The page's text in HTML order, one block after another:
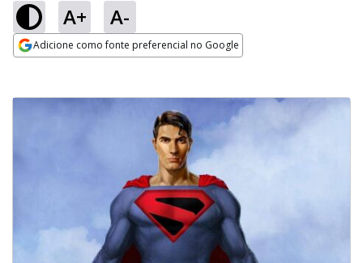
A+ A-
Adicione como fonte preferencial no Google